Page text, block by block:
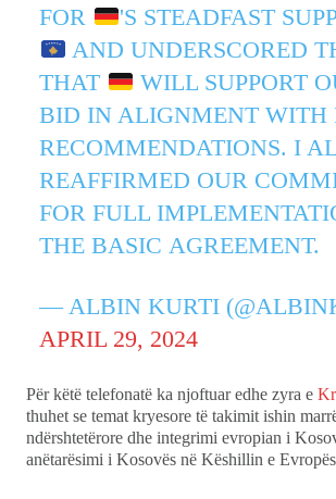
FOR
'S STEADFAST
AND UNDERSCORED
THAT
WILL SUPPORT
BID IN ALIGNMENT WITH
RECOMMENDATIONS. I
REAFFIRMED OUR
FOR FULL
THE BASIC AGREEMENT.
— ALBIN KURTI
APRIL 29, 2024
Për këtë telefonatë ka njoftuar edhe zyra e
thuhet se temat kryesore të takimit ishin
ndërshtetërore dhe integrimi evropian i
anëtarësimi i Kosovës në Këshillin e